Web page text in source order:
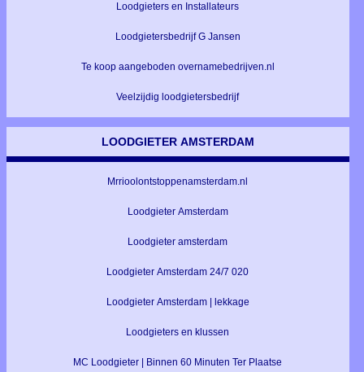
Loodgieters en Installateurs
Loodgietersbedrijf G Jansen
Te koop aangeboden overnamebedrijven.nl
Veelzijdig loodgietersbedrijf
LOODGIETER AMSTERDAM
Mrrioolontstoppenamsterdam.nl
Loodgieter Amsterdam
Loodgieter amsterdam
Loodgieter Amsterdam 24/7 020
Loodgieter Amsterdam | lekkage
Loodgieters en klussen
MC Loodgieter | Binnen 60 Minuten Ter Plaatse